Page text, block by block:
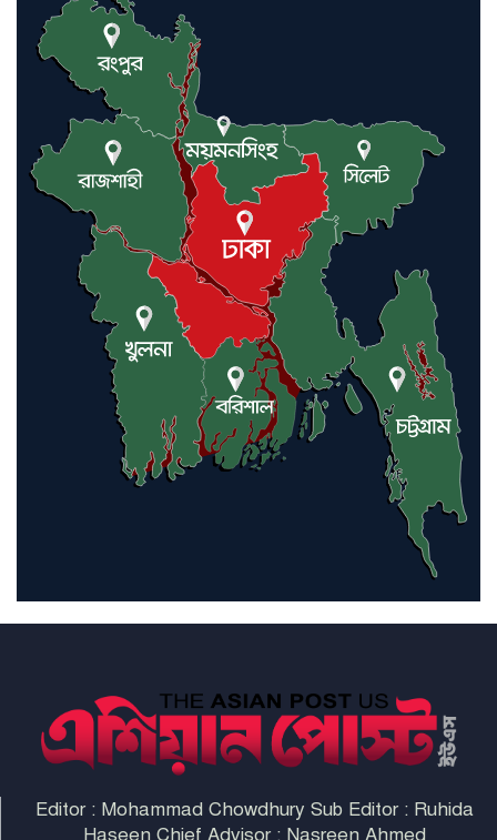
যুক্তরাষ্ট্র ও ইসরায়েল বাদে হরমুজ
প্রণালি সবার জন্য উন্মুক্ত: আরাকচি
এবার চীনের দ্বারস্থ হলেন ডোনাল্ড
ট্রাম্প
ইরানে কঠোর হামলা অব্যাহত রাখতে
ট্রাম্পকে আহ্বান সৌদি আরবের
ইরাকসহ মধ্যপ্রাচ্যে ২৪ হামলা চালাল
ইরানপন্থি গোষ্ঠী
হরমুজ প্রণালী সুরক্ষায় মিত্ররা সাহায্য
না করলে ন্যাটোর ভবিষ্যৎ খারাপ
Editor : Mohammad Chowdhury Sub Editor : Ruhida
Haseen Chief Advisor : Nasreen Ahmed